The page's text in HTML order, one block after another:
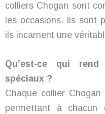
colliers Chogan sont
les occasions. Ils sont
ils incarnent une
Qu’est-ce qui
spéciaux ?
Chaque collier
permettant à chacun